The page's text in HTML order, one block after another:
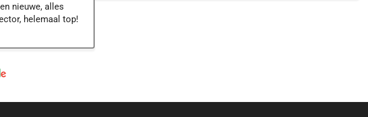
nieuwe, alles
helemaal top!